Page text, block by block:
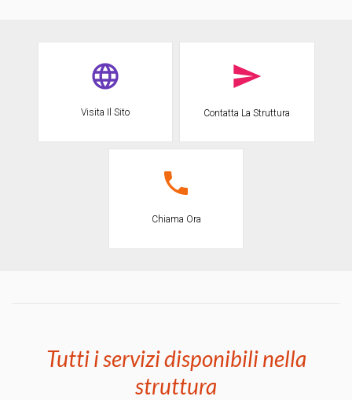
Visita Il Sito Contatta La Struttura
Chiama Ora
Tutti i servizi disponibili nella
struttura